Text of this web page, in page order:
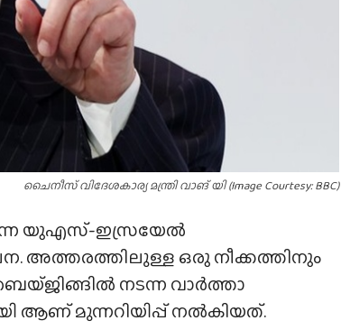
ചൈനീസ് വിദേശകാര്യ മന്ത്രി വാങ് യി (Image Courtesy: BBC)
യുഎസ്-ഇസ്രയേൽ
അത്തരത്തിലുള്ള ഒരു നീക്കത്തിനും
നടന്ന വാർത്താ
ആണ് മുന്നറിയിപ്പ് നൽകിയത്.